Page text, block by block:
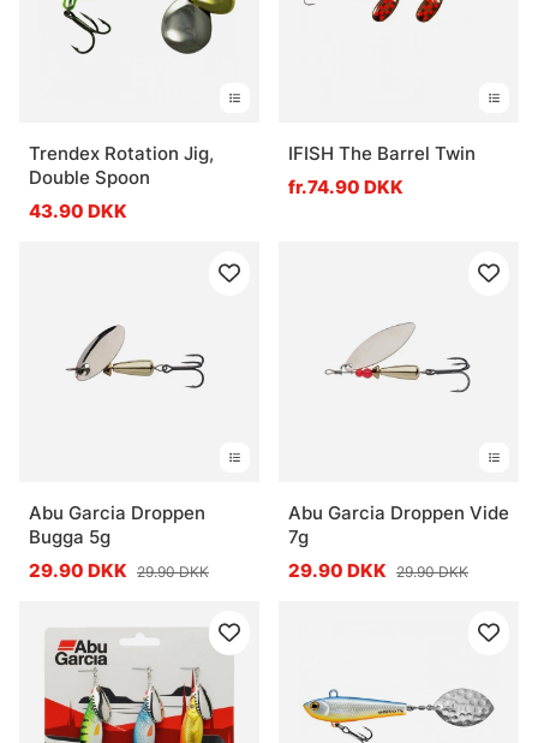
Trendex Rotation Jig,
Double Spoon
43.90 DKK
IFISH The Barrel Twin
fr.74.90 DKK
Abu Garcia Droppen
Bugga 5g
29.90 DKK 29.90 DKK
Abu Garcia Droppen Vide
7g
29.90 DKK 29.90 DKK